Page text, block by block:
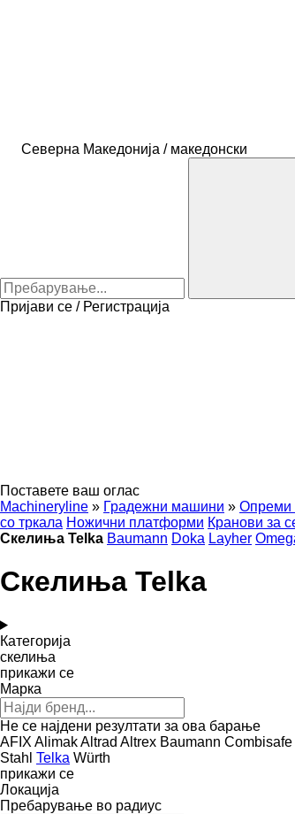
Северна Македонија / македонски
Пријави се / Регистрација
Поставете ваш оглас
Machineryline » Градежни машини » Опреми
со тркала Ножични платформи Кранови за
Скелиња Telka Baumann Doka Layher
Скелиња Telka
Категорија
скелиња
прикажи се
Марка
Не се најдени резултати за ова барање
AFIX AlimakAltrad Altrex Baumann Combisafe
Stahl Telka Würth
прикажи се
Локација
Пребарување во радиус